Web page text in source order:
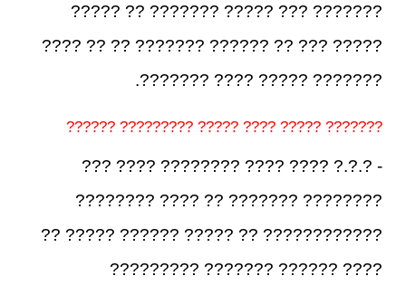
??????? ??? ????? ??????? ?? ?????
????? ??? ?? ?????? ??????? ?? ?? ????
??????? ????? ???? ???????.
??????? ????? ???? ????? ????????? ??????
- ?.?.? ???? ???? ???????? ???? ???
???????? ??????? ?? ???? ????????
???????????? ?? ????? ?????? ????? ??
???? ?????? ??????? ?????????